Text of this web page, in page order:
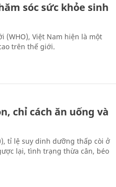
sóc sức khỏe sinh
(WHO), Việt Nam hiện là một
trên thế giới.
chỉ cách ăn uống và
tỉ lệ suy dinh dưỡng thấp còi ở
lại, tình trạng thừa cân, béo